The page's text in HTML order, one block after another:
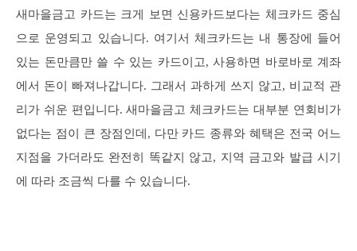
새마을금고 카드는 크게 보면 신용카드보다는 체크카드 중심
으로 운영되고 있습니다. 여기서 체크카드는 내 통장에 들어
있는 돈만큼만 쓸 수 있는 카드이고, 사용하면 바로바로 계좌
에서 돈이 빠져나갑니다. 그래서 과하게 쓰지 않고, 비교적 관
리가 쉬운 편입니다. 새마을금고 체크카드는 대부분 연회비가
없다는 점이 큰 장점인데, 다만 카드 종류와 혜택은 전국 어느
지점을 가더라도 완전히 똑같지 않고, 지역 금고와 발급 시기
에 따라 조금씩 다를 수 있습니다.